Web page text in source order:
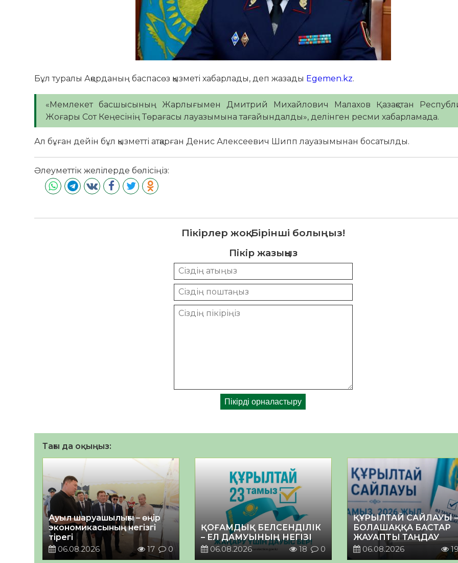
Бұл туралы Ақорданың баспасөз қызметі хабарлады, деп жазады Egemen.kz.
«Мемлекет басшысының Жарлығымен Дмитрий Михайлович Малахов Қазақстан
Жоғары Сот Кеңесінің Төрағасы лауазымына тағайындалды», делінген ресми хабарламада.
Ал бұған дейін бұл қызметті атқарған Денис Алексеевич Шипп лауазымынан босатылды.
Әлеуметтік желілерде бөлісіңіз:
Пікірлер жоқ. Бірінші болыңыз!
Пікір жазыңыз
Тағы да оқыңыз:
Ауыл шаруашылығы – өңір
экономикасының негізгі
тірегі
06.08.2026
17 0
ҚОҒАМДЫҚ БЕЛСЕНДІЛІК
– ЕЛ ДАМУЫНЫҢ НЕГІЗІ
06.08.2026
18 0
ҚҰРЫЛТАЙ САЙЛАУЫ –
БОЛАШАҚҚА БАСТАР
ЖАУАПТЫ ТАҢДАУ
06.08.2026
19